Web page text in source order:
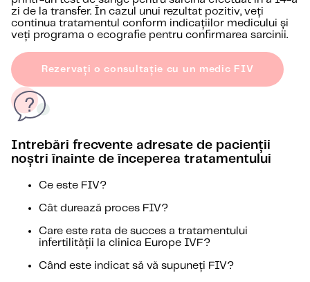
zi de la transfer. În cazul unui rezultat pozitiv, veți
continua tratamentul conform indicațiilor medicului și
veți programa o ecografie pentru confirmarea sarcinii.
Rezervați o consultație cu un medic FIV
Intrebări frecvente adresate de pacienții
noștri înainte de începerea tratamentului
Ce este FIV?
Cât durează proces FIV?
Care este rata de succes a tratamentului
infertilității la clinica Europe IVF?
Când este indicat să vă supuneți FIV?